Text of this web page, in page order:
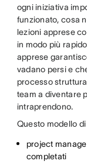
ogni iniziativa
funzionato, cosa
lezioni apprese
in modo più
apprese
vadano persi e
processo
team a diventare
intraprendono.
Questo modello
project
completati